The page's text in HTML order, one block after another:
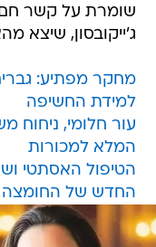
שומרת על קשר חם
ג'ייקובסון, שיצא
מחקר מפתיע:
למידת החשיפה
עור חלומי, ניחוח
המלא למכורות
הטיפול האסתטי
החדש של החומצה